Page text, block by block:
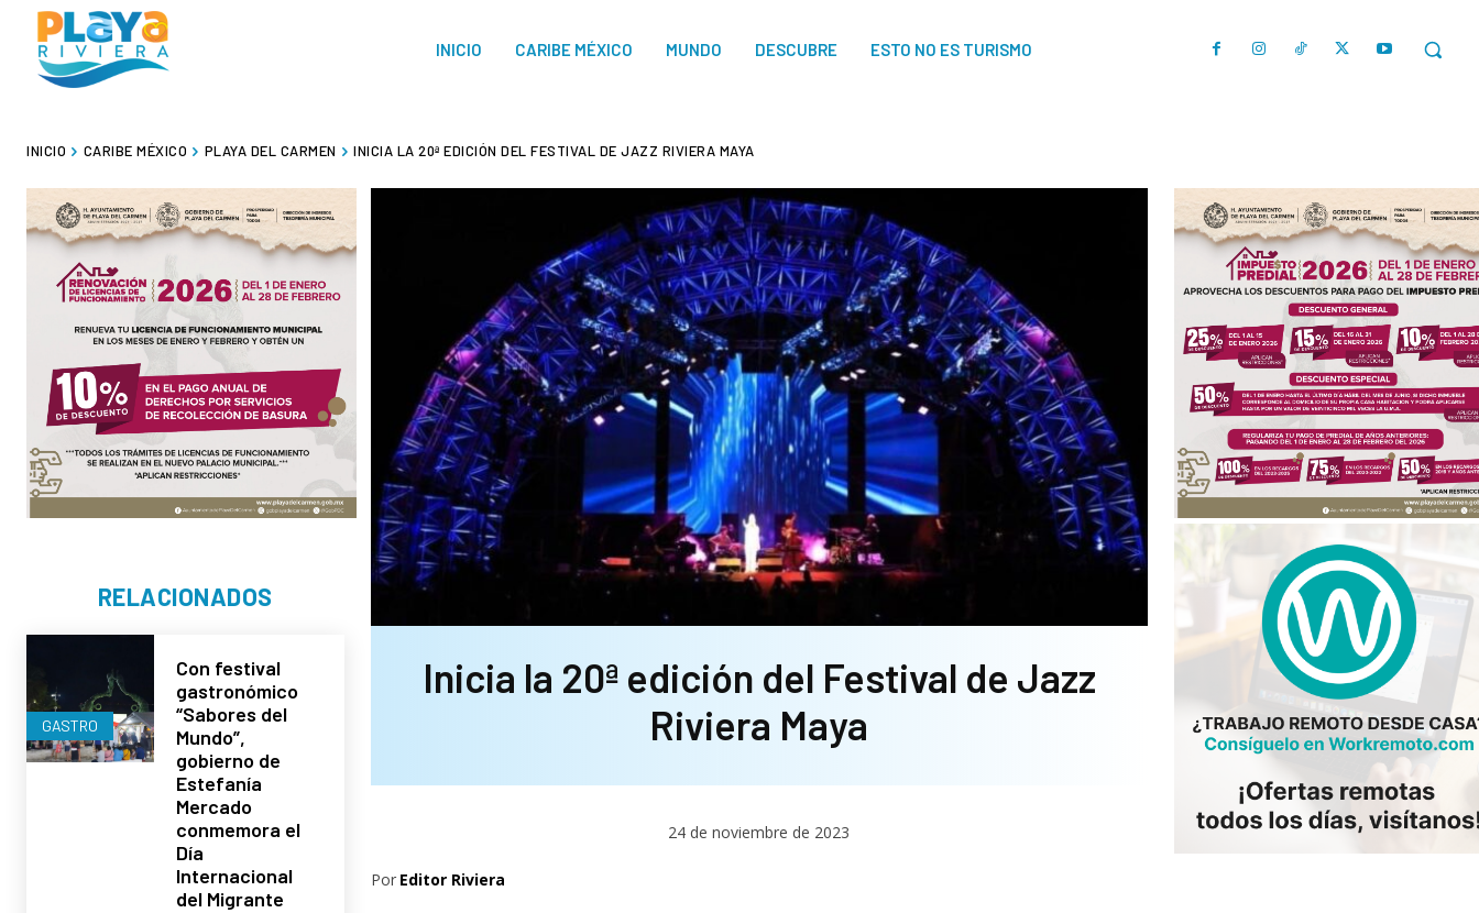
INICIO CARIBE MÉXICO MUNDO DESCUBRE ESTO NO ES TURISMO
INICIO CARIBE MÉXICO PLAYA DEL CARMEN INICIA LA 20ª EDICIÓN DEL FESTIVAL DE JAZZ RIVIERA MAYA
RELACIONADOS
GASTRO
Con festival
gastronómico
“Sabores del
Mundo”,
gobierno de
Estefanía
Mercado
conmemora el
Día
Internacional
del Migrante
Inicia la 20ª edición del Festival de Jazz
Riviera Maya
24 de noviembre de 2023
Por Editor Riviera